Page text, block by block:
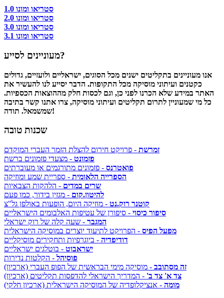
סטריאו ומונו 1.0
סטריאו ומונו 2.0
סטריאו ומונו 3.0
סטריאו ומונו 3.1
מעוניינים לסייע?
אנו מעוניינים בתקליטים ישנים מכל הסוגים, ישראליים ולועזיים, גדולים
כקטנים ועיתוני מוסיקה מכל התקופות. הדבר יסייע לנו להעשיר את
האתר במידע שלא הכרנו לפני כן, וגם לכסות חלק מההוצאות הכספיות.
כל מי שמעוניין לתרום תקליטים ועיתוני מוסיקה, צרו אתנו קשר בתיבה
שמשמאל. תודה!
שכנות טובה
זמרשת - פרויקט חירום להצלת הזמר העברי המוקדם
פזמונט - מצעדי פזמונים ברשת
פואטרנס - פזמונים מתורגמים או מעוברתים
הספרייה הלאומית - ספריית שמע ומוזיקה
שרים במדים - הלהקות הצבאיות
להיטון.קום - מגזין בידור, כמו פעם
קוטנר רוק.נט - מוזיקה היום, הופעות באולפן גל"צ
סיפור כיסוי - סיפורן של עטיפות האלבומים הישראליים
המגבר - שעה קלה של רוק ישראלי
מפעל הפיס - הפרויקט לתיעוד יוצרים במוסיקה הישראלית
דודיפדיה - ביוגרפיות ותחקירים מוסיקליים
ישראבוט - בוטלגים ישראליים
פוסיהל - הקלטות נדירות
זה מסתובב - מוסיקה מימי הבראשית של הפופ העברי (ארכיון)
צד א' צד ב' - המדריך הישראלי להדפסות תקליטים (ארכיון)
מומה - אנציקלופדיה של המוסיקה הישראלית (ארכיון חלקי)